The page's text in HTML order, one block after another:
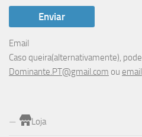
Email
Caso queira(alternativamente),
Dominante.PT@gmail.com ou
Loja